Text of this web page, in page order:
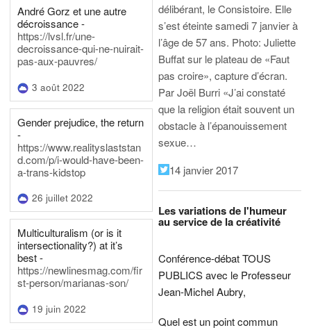
André Gorz et une autre
décroissance -
https://lvsl.fr/une-
decroissance-qui-ne-nuirait-
pas-aux-pauvres/
3 août 2022
Gender prejudice, the return
-
https://www.realityslaststan
d.com/p/i-would-have-been-
a-trans-kidstop
26 juillet 2022
Multiculturalism (or is it
intersectionality?) at it’s
best -
https://newlinesmag.com/fir
st-person/marianas-son/
19 juin 2022
délibérant, le Consistoire. Elle
s’est éteinte samedi 7 janvier à
l’âge de 57 ans. Photo: Juliette
Buffat sur le plateau de «Faut
pas croire», capture d’écran.
Par Joël Burri «J’ai constaté
que la religion était souvent un
obstacle à l’épanouissement
sexue…
14 janvier 2017
Les variations de l'humeur
au service de la créativité
Conférence-débat TOUS
PUBLICS avec le Professeur
Jean-Michel Aubry,
Quel est un point commun